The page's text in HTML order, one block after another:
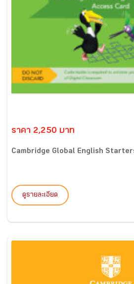
ราคา 2,250 บาท
Cambridge Global English
ดูรายละเอียด